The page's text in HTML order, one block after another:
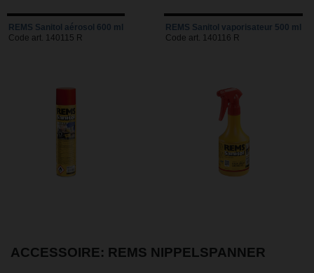
REMS Sanitol aérosol 600 ml
Code art. 140115 R
REMS Sanitol vaporisateur 500 ml
Code art. 140116 R
ACCESSOIRE: REMS NIPPELSPANNER